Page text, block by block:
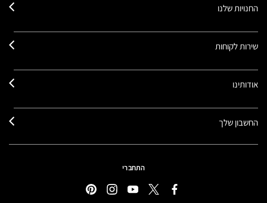
החנויות שלנו
שירות לקוחות
אודותינו
החשבון שלך
התחברי